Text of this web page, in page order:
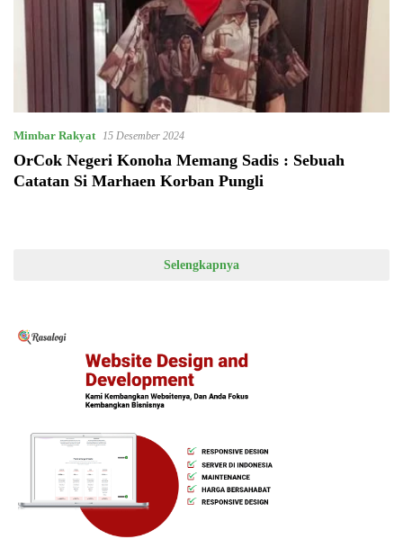
Mimbar Rakyat 15 Desember 2024
OrCok Negeri Konoha Memang Sadis : Sebuah
Catatan Si Marhaen Korban Pungli
Selengkapnya